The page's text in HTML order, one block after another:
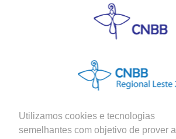
Utilizamos cookies e tecnologias
semelhantes com objetivo de prover a